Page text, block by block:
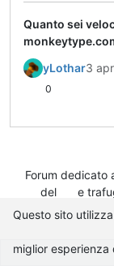
Quanto sei
yLothar3
0
Forum dedicato
del
e
Questo sito
miglior